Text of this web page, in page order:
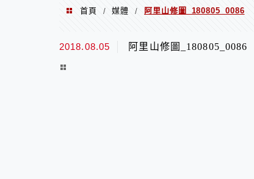
首頁 / 媒體 / 阿里山修圖_180805_0086
2018.08.05 阿里山修圖_180805_0086